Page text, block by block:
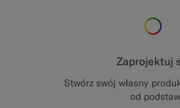
Zaprojektuj
Stwórz swój własny
od